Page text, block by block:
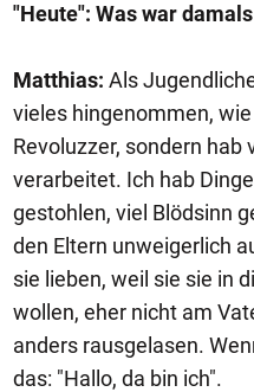
"Heute": Was war
Matthias: Als
vieles hingenommen,
Revoluzzer, sondern hab
verarbeitet. Ich hab
gestohlen, viel Blödsinn
den Eltern unweigerlich
sie lieben, weil sie sie in
wollen, eher nicht am
anders rausgelasen.
das: "Hallo, da bin ich".